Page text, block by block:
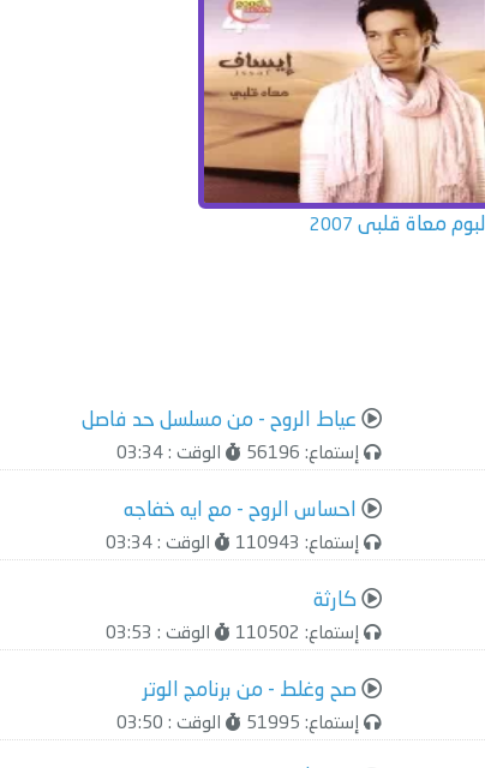
ألبوم معاة قلبى 2007
عياط الروح - من مسلسل حد فاصل
إستماع: 56196 الوقت : 03:34
احساس الروح - مع ايه خفاجه
إستماع: 110943 الوقت : 03:34
كارثة
إستماع: 110502 الوقت : 03:53
صح وغلط - من برنامج الوتر
إستماع: 51995 الوقت : 03:50